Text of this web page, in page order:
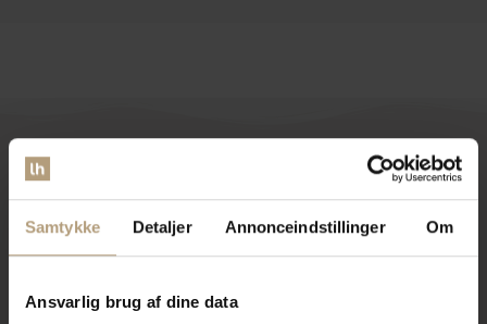
Samtykke Detaljer Annonceindstillinger Om
Ansvarlig brug af dine data
Vi erspecialisterindenfor
indretning af private hjem og
erhvervslokaler​